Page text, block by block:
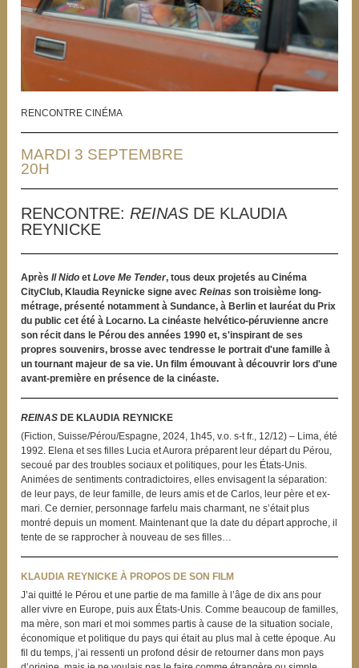
RENCONTRE CINÉMA
MARDI 3 SEPTEMBRE
20H
RENCONTRE: REINASDE KLAUDIA
REYNICKE
Après Il Nidoet Love Me Tender, tous deux projetés au Cinéma
CityClub, Klaudia Reynicke signe avec Reinas son troisième long-
métrage, présenté notamment à Sundance, à Berlin et lauréat du Prix
du public cet été à Locarno. La cinéaste helvético-péruvienne ancre
son récit dans le Pérou des années 1990 et, s'inspirant de ses
propres souvenirs, brosse avec tendresse le portrait d'une famille à
un tournant majeur de sa vie. Un film émouvant à découvrir lors d'une
avant-première en présence de la cinéaste.
REINASDE KLAUDIA REYNICKE
(Fiction, Suisse/Pérou/Espagne, 2024, 1h45, v.o. s-t fr., 12/12) – Lima, été
1992. Elena et ses filles Lucia et Aurora préparent leur départ du Pérou,
secoué par des troubles sociaux et politiques, pour les États-Unis.
Animées de sentiments contradictoires, elles envisagent la séparation:
de leur pays, de leur famille, de leurs amis et de Carlos, leur père et ex-
mari. Ce dernier, personnage farfelu mais charmant, ne s’était plus
montré depuis un moment. Maintenant que la date du départ approche, il
tente de se rapprocher à nouveau de ses filles…
KLAUDIA REYNICKE À PROPOS DE SON FILM
J’ai quitté le Pérou et une partie de ma famille à l’âge de dix ans pour
aller vivre en Europe, puis aux États-Unis. Comme beaucoup de familles,
ma mère, son mari et moi sommes partis à cause de la situation sociale,
économique et politique du pays qui était au plus mal à cette époque. Au
fil du temps, j’ai ressenti un profond désir de retourner dans mon pays